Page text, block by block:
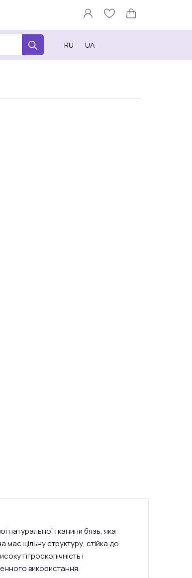
RU UA
натуральної тканини бязь, яка
щільну структуру, стійка до
гігроскопічність і
використання.